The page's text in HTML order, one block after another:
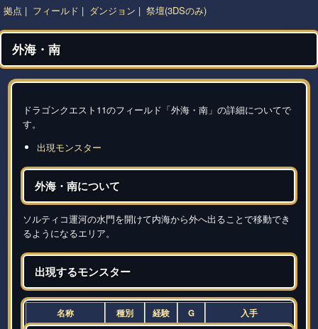
拠点 | フィールド | ダンジョン | 祭壇(3DSのみ)
外海・南
ドラゴンクエスト11のフィールド「外海・南」の詳細についてで
す。
出現モンスター
外海・南について
ソルティコ運河の水門を開けて内海から外へ出ることで移動でき
るようになるエリア。
出現するモンスター
名称 種別 経験 G 入手